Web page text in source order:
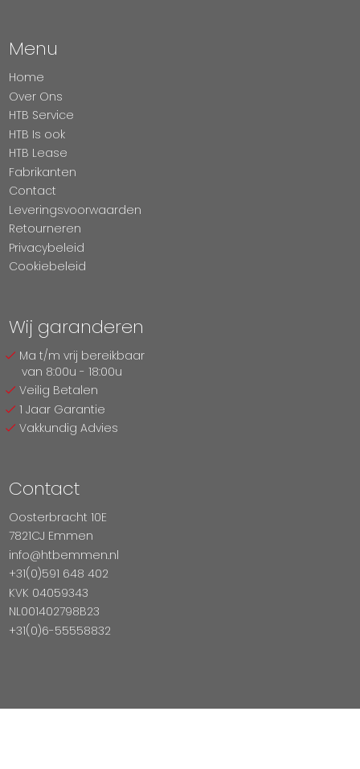
Menu
Home
Over Ons
HTB Service
HTB Is ook
HTB Lease
Fabrikanten
Contact
Leveringsvoorwaarden
Retourneren
Privacybeleid
Cookiebeleid
Wij garanderen
Ma t/m vrij bereikbaar
van 8:00u - 18:00u
Veilig Betalen
1 Jaar Garantie
Vakkundig Advies
Contact
Oosterbracht 10E
7821CJ Emmen
info@htbemmen.nl
+31(0)591 648 402
KVK 04059343
NL001402798B23
+31(0)6-55558832